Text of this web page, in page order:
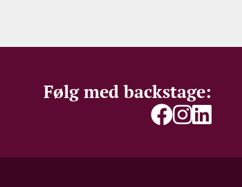
Følg med backstage: